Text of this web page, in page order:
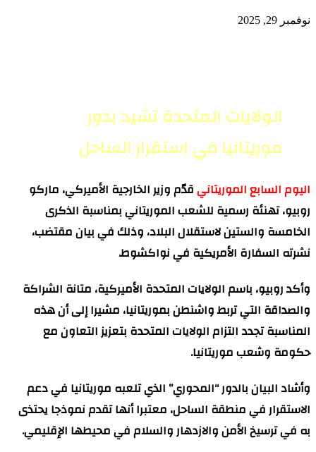
نوفمبر 29, 2025
الولايات المتحدة تشيد بدور
موريتانيا في استقرار الساحل
اليوم السابع الموريتانيقدّم وزير الخارجية الأميركي، ماركو
روبيو، تهنئة رسمية للشعب الموريتاني بمناسبة الذكرى
الخامسة والستين لاستقلال البلاد، وذلك في بيان مقتضب،
نشرته السفارة الأمريكية في نواكشوط.
وأكد روبيو، باسم الولايات المتحدة الأميركية، متانة الشراكة
والصداقة التي تربط واشنطن بموريتانيا، مشيرا إلى أن هذه
المناسبة تجدد التزام الولايات المتحدة بتعزيز التعاون مع
حكومة وشعب موريتانيا.
وأشاد البيان بالدور “المحوري” الذي تلعبه موريتانيا في دعم
الاستقرار في منطقة الساحل، معتبرا أنها تقدم نموذجا يحتذى
به في ترسيخ الأمن والازدهار والسلام في محيطها الإقليمي.